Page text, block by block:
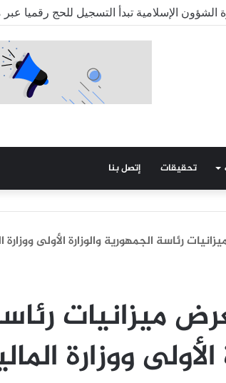
في باماكو: عميد كلية الطب في نواكشوط
تحقيقات إتصل بنا
رئاسة الجمهورية والوزارة الأولى ووزارة
ميزانيات
ووزارة